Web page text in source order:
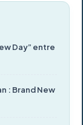
Day” entre
: Brand New